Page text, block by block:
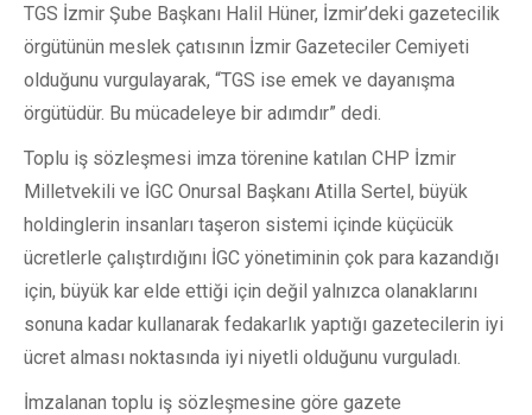
TGS İzmir Şube Başkanı Halil Hüner, İzmir’deki gazetecilik
örgütünün meslek çatısının İzmir Gazeteciler Cemiyeti
olduğunu vurgulayarak, “TGS ise emek ve dayanışma
örgütüdür. Bu mücadeleye bir adımdır” dedi.
Toplu iş sözleşmesi imza törenine katılan CHP İzmir
Milletvekili ve İGC Onursal Başkanı Atilla Sertel, büyük
holdinglerin insanları taşeron sistemi içinde küçücük
ücretlerle çalıştırdığını İGC yönetiminin çok para kazandığı
için, büyük kar elde ettiği için değil yalnızca olanaklarını
sonuna kadar kullanarak fedakarlık yaptığı gazetecilerin iyi
ücret alması noktasında iyi niyetli olduğunu vurguladı.
İmzalanan toplu iş sözleşmesine göre gazete